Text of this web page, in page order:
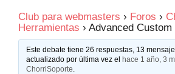
Club para webmasters › Foros ›
Herramientas › Advanced
Este debate tiene 26 respuestas, 13
actualizado por última vez el
hace 1 año, 3
ChorriSoporte.